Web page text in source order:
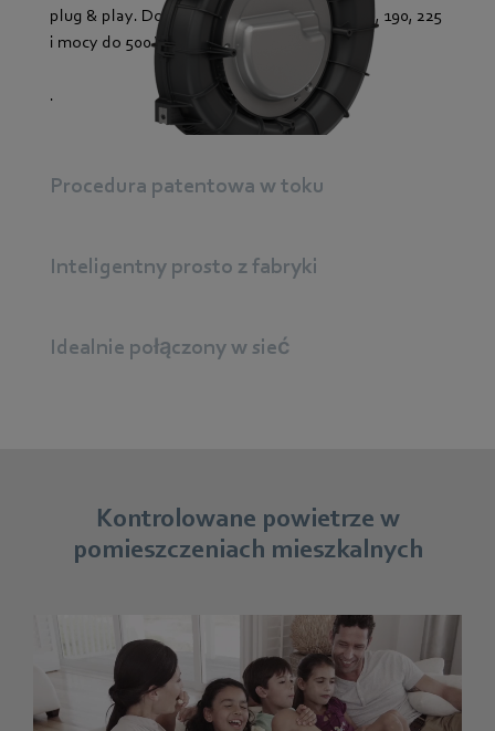
plug & play. Dostępne w rozmiarach 133, 160, 190, 225
i mocy do 500 W.
.
Procedura patentowa w toku
Inteligentny prosto z fabryki
Idealnie połączony w sieć
Kontrolowane powietrze w
pomieszczeniach mieszkalnych